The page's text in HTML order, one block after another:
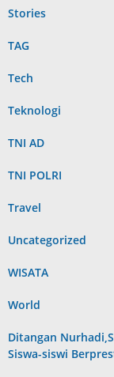
Stories
TAG
Tech
Teknologi
TNI AD
TNI POLRI
Travel
Uncategorized
WISATA
World
Ditangan
Siswa-siswi